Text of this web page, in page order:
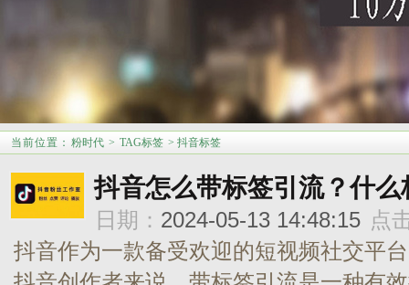
当前位置 ： 粉时代 > TAG标签 > 抖音标签
抖音怎么带标签引流？什
日期： 2024-05-13 14:48:15 点
抖音作为一款备受欢迎的短视频社交平